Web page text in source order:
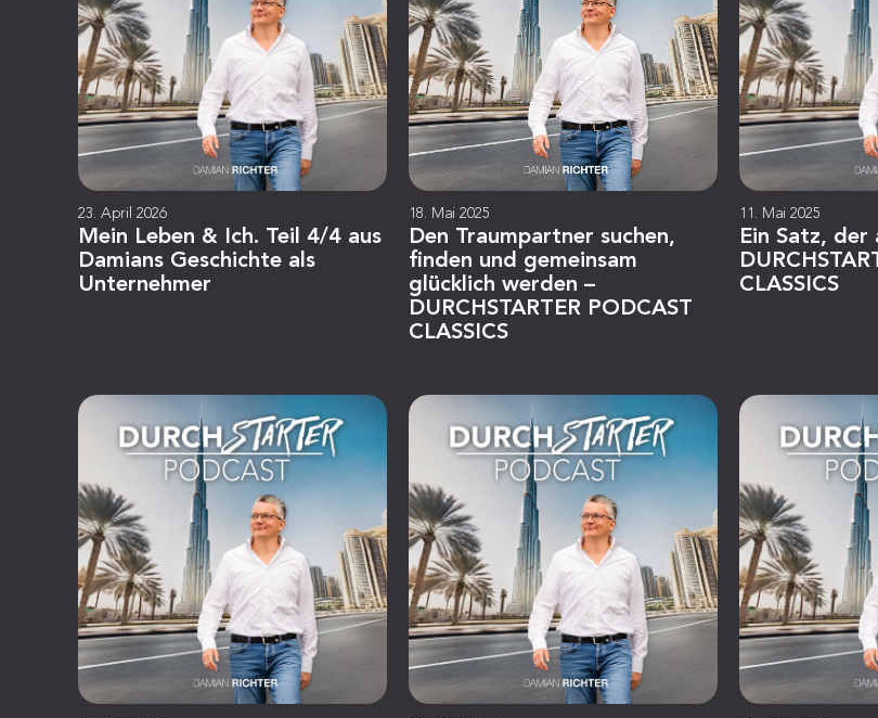
23. April 2026
Mein Leben & Ich. Teil 4/4 aus
Damians Geschichte als
Unternehmer
18. Mai 2025
Den Traumpartner suchen,
finden und gemeinsam
glücklich werden –
DURCHSTARTER PODCAST
CLASSICS
11. Mai 2025
Ein Satz, der
CLASSICS